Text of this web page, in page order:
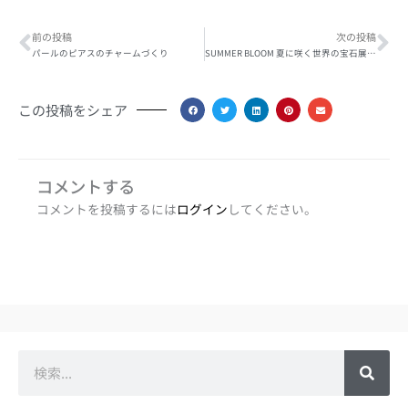
Prev
前の投稿
パールのピアスのチャームづくり
次の投稿
SUMMER BLOOM 夏に咲く世界の宝石展｜7月11日・12日 OKADA本店で開催
この投稿をシェア
コメントする
コメントを投稿するにはログイン してください。